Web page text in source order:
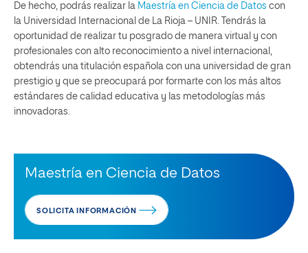
De hecho, podrás realizar la Maestría en Ciencia de Datos con
la Universidad Internacional de La Rioja – UNIR. Tendrás la
oportunidad de realizar tu posgrado de manera virtual y con
profesionales con alto reconocimiento a nivel internacional,
obtendrás una titulación española con una universidad de gran
prestigio y que se preocupará por formarte con los más altos
estándares de calidad educativa y las metodologías más
innovadoras.
Maestría en Ciencia de Datos
SOLICITA INFORMACIÓN